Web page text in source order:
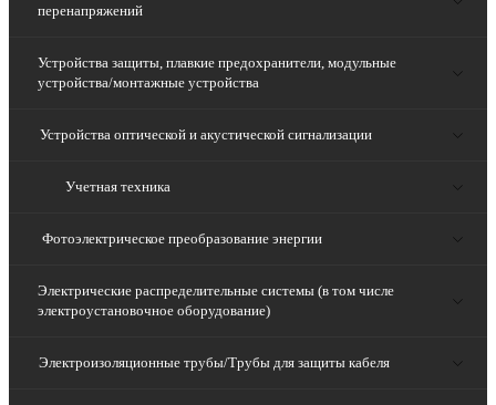
перенапряжений
Устройства защиты, плавкие предохранители, модульные
устройства/монтажные устройства
Устройства оптической и акустической сигнализации
Учетная техника
Фотоэлектрическое преобразование энергии
Электрические распределительные системы (в том числе
электроустановочное оборудование)
Электроизоляционные трубы/Трубы для защиты кабеля